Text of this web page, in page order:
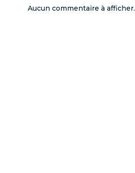
Aucun commentaire à afficher.